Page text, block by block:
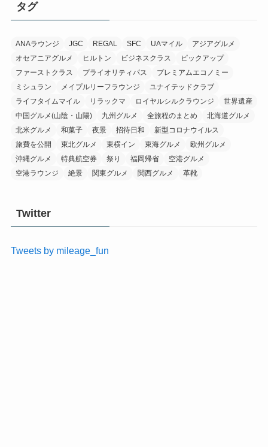
ブ
タグ
ANAラウンジ JGC REGAL SFC UAマイル
アジアグルメ
オセアニアグルメ
ヒルトン ビジネスクラス
ピックアップ
ファーストクラス
プライオリティパス
プレミアムエコノミー
ミシュラン
メイプルリーフラウンジ
ユナイテッドクラブ
ライフタイムマイル
リラックマ ロイヤルシルクラウンジ
世界遺産
中国グルメ(山陰・山陽)
九州グルメ 全旅程のまとめ
北海道グルメ
北米グルメ
和菓子 夜景 招待日和
新型コロナウイルス
旅費を公開
東北グルメ 東横イン 東海グルメ
欧州グルメ
沖縄グルメ
特典航空券 祭り 福岡帰省
空港グルメ
空港ラウンジ
絶景 関東グルメ 関西グルメ 革靴
Twitter
Tweets by mileage_fun